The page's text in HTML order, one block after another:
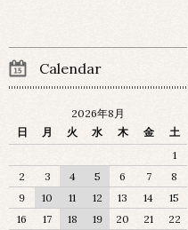
Calendar
2026年8月
日
月 火 水 木 金
土
1
2
3 4 5 6 7
8
9
10 11 12 13 14
15
16
17 18 19 20 21
22